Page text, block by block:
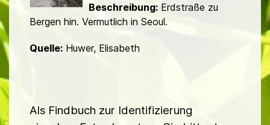
Beschreibung:Erdstraße zu
Bergen hin. Vermutlich in Seoul.
Quelle: Huwer, Elisabeth
Als Findbuch zur Identifizierung